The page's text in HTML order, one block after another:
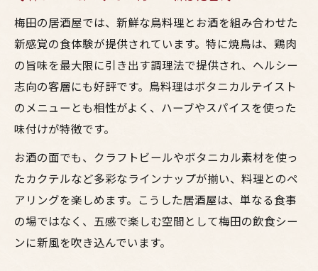
扇町公園近くのボタニカル居酒屋の楽しみ
方
ボタニカル空間でお酒と焼鳥が奏でる至福の夜
ボタニカル空間で味わう焼鳥とお酒の贅沢
な夜
大阪でボタニカルな夜を彩る焼鳥ディナー
ヘルシーな鳥料理とお酒で至福のひととき
を
ボタニコ扇町公園ディナーで特別な体験を
梅田の居酒屋では、新鮮な鳥料理とお酒を組み合わせた
新感覚の食体験が提供されています。特に焼鳥は、鶏肉
の旨味を最大限に引き出す調理法で提供され、ヘルシー
志向の客層にも好評です。鳥料理はボタニカルテイスト
のメニューとも相性がよく、ハーブやスパイスを使った
味付けが特徴です。
お酒の面でも、クラフトビールやボタニカル素材を使っ
たカクテルなど多彩なラインナップが揃い、料理とのペ
アリングを楽しめます。こうした居酒屋は、単なる食事
の場ではなく、五感で楽しむ空間として梅田の飲食シー
ンに新風を吹き込んでいます。